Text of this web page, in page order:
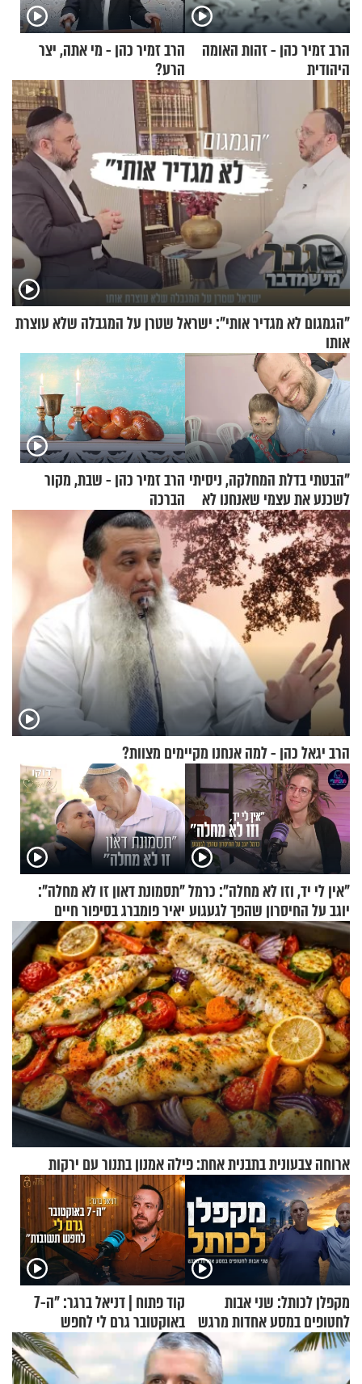
הרב זמיר כהן - זהות האומה
היהודית
הרב זמיר כהן - מי אתה, יצר
הרע?
"הגמגום לא מגדיר אותי": ישראל שטרן על המגבלה שלא עוצרת
אותו
"הבטתי בדלת המחלקה, ניסיתי
לשכנע את עצמי שאנחנו לא
שייכים לשם"
הרב זמיר כהן - שבת, מקור
הברכה
הרב יגאל כהן - למה אנחנו מקיימים מצוות?
"אין לי יד, וזו לא מחלה": כרמל
יוגב על החיסרון שהפך לגעגוע
"תסמונת דאון זו לא מחלה":
יאיר פומברג בסיפור חיים
מעורר השראה
ארוחה צבעונית בתבנית אחת: פילה אמנון בתנור עם ירקות
מקפלן לכותל: שני אבות
לחטופים במסע אחדות מרגש
קוד פתוח | דניאל ברגר: "ה-7
באוקטובר גרם לי לחפש
תשובות"